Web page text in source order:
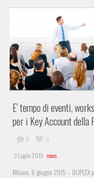
E’ tempo di eventi,
per i Key Account della
0
0
3 Luglio 2015 news
Milano, 6 giugno 2015 –